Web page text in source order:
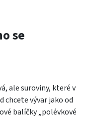
se
ale suroviny, které v
chcete vývar jako od
balíčky „polévkové